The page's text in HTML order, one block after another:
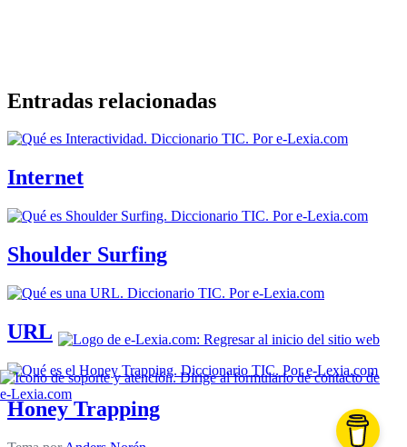
Entradas relacionadas
Internet
Shoulder Surfing
URL
Honey Trapping